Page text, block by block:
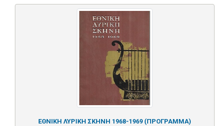
ΕΘΝΙΚΗ ΛΥΡΙΚΗ ΣΚΗΝΗ 1968-1969 (ΠΡΟΓΡΑΜΜΑ)